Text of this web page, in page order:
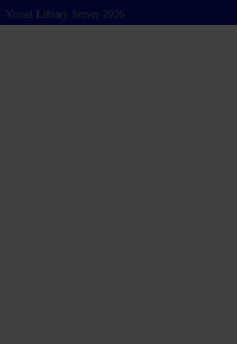
Visual Library Server 2026